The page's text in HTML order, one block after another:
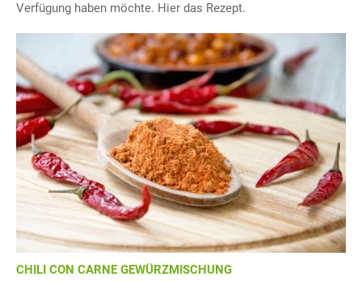
Verfügung haben möchte. Hier das Rezept.
CHILI CON CARNE GEWÜRZMISCHUNG